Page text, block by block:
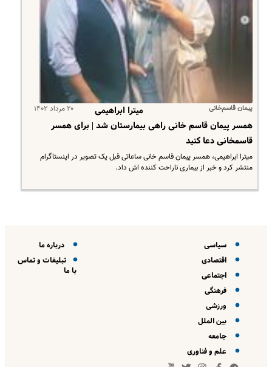
پیمان قاسم‌خانی ۲۰ مرداد ۱۴۰۲
میترا ابراهیمی
همسر پیمان قاسم خانی راهی بیمارستان شد | برای همسر
قاسمخانی دعا کنید
میترا ابراهیمی، همسر پیمان قاسم خانی ساعاتی قبل یک تصویر در اینستاگرام
منتشر کرد و خبر از بیماری ناراحت کننده اش داد.
سیاسی
اقتصادی
اجتماعی
فرهنگی
ورزشی
بین الملل
جامعه
علم و فناوری
درباره ما
تبلیغات و تماس
با ما